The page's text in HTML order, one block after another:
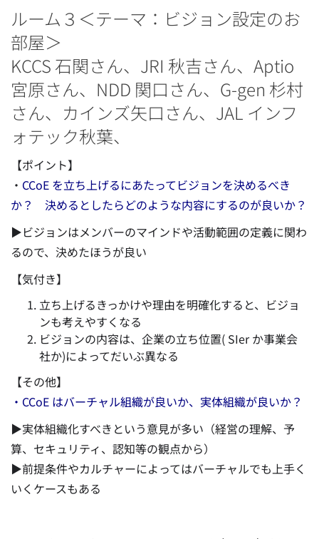
ルーム３＜テーマ：ビジョン設定のお
部屋＞
KCCS 石関さん、JRI 秋吉さん、Aptio
宮原さん、NDD 関口さん、G-gen 杉村
さん、カインズ矢口さん、JAL インフ
ォテック秋葉、
【ポイント】
・ CCoE を立ち上げるにあたってビジョンを決めるべき
か？ 決めるとしたらどのような内容にするのが良いか？
▶ビジョンはメンバーのマインドや活動範囲の定義に関わ
るので、決めたほうが良い
【気付き】
立ち上げるきっかけや理由を明確化すると、ビジョ
ンも考えやすくなる
ビジョンの内容は、企業の立ち位置( SIer か事業会
社か)によってだいぶ異なる
【その他】
・CCoE はバーチャル組織が良いか、実体組織が良いか？
▶実体組織化すべきという意見が多い（経営の理解、予
算、セキュリティ、認知等の観点から）
▶前提条件やカルチャーによってはバーチャルでも上手く
いくケースもある